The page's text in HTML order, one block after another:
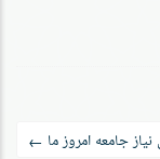
جامعه امروز ما ←